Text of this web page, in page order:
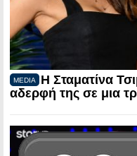
MEDIA
Η Σταματίνα
αδερφή της σε μια